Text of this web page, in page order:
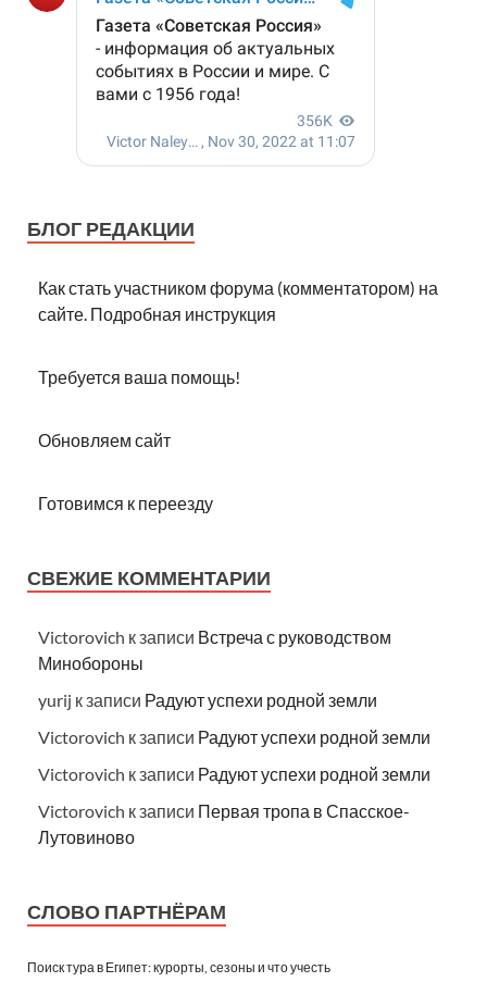
БЛОГ РЕДАКЦИИ
Как стать участником форума (комментатором) на
сайте. Подробная инструкция
Требуется ваша помощь!
Обновляем сайт
Готовимся к переезду
СВЕЖИЕ КОММЕНТАРИИ
Victorovich к записи Встреча с руководством
Минобороны
yurij к записи Радуют успехи родной земли
Victorovich к записи Радуют успехи родной земли
Victorovich к записи Радуют успехи родной земли
Victorovich к записи Первая тропа в Спасское-
Лутовиново
СЛОВО ПАРТНЁРАМ
Поиск тура в Египет: курорты, сезоны и что учесть